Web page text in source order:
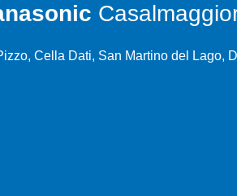
Cella Dati, San Martino del Lago,